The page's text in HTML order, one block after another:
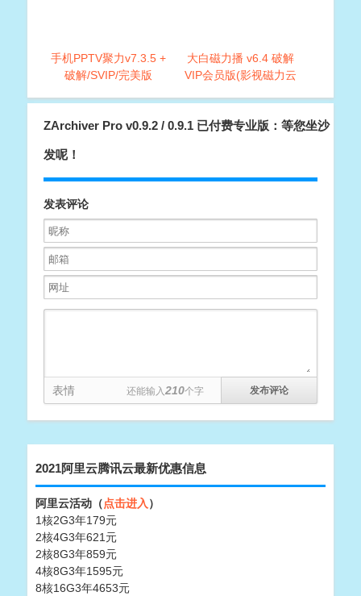
手机PPTV聚力v7.3.5 +
破解/SVIP/完美版
大白磁力播 v6.4 破解
VIP会员版(影视磁力云
ZArchiver Pro v0.9.2 / 0.9.1 已付费专业版：等您坐沙
发呢！
发表评论
表情 还能输入210个字
2021阿里云腾讯云最新优惠信息
阿里云活动（点击进入）
1核2G3年179元
2核4G3年621元
2核8G3年859元
4核8G3年1595元
8核16G3年4653元